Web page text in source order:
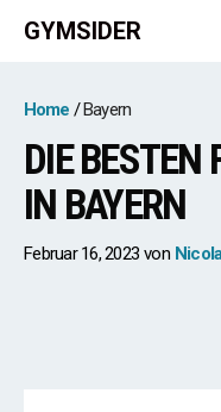
Zum
Inhalt
GYMSIDER
Home Bayern
DIE BESTEN
IN BAYERN
Februar 16, 2023 von